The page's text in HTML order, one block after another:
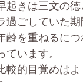
起きは三文の
過ごしていた期
齢を重ねるに
ています。
較的目覚めは